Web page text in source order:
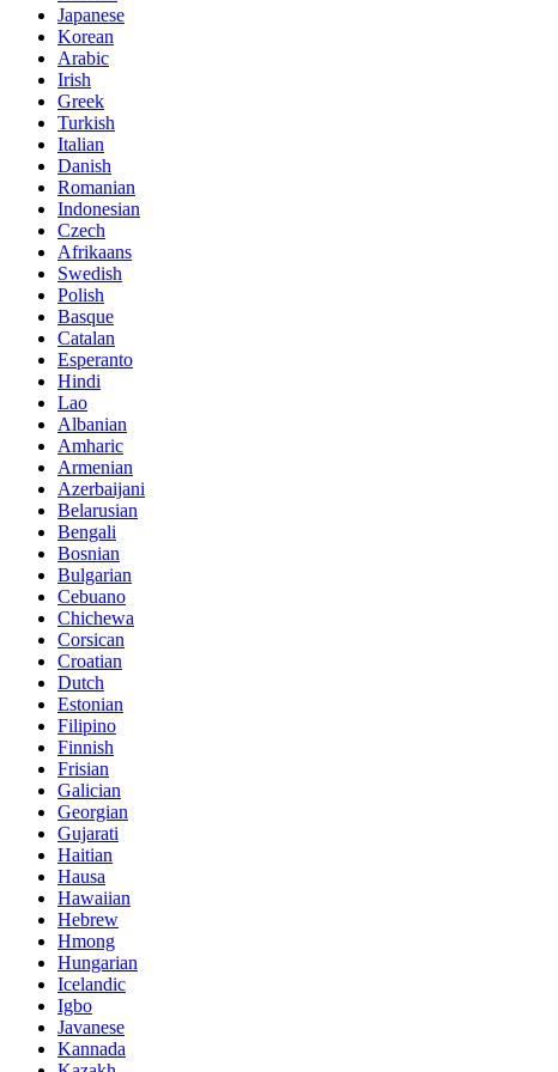
Japanese
Korean
Arabic
Irish
Greek
Turkish
Italian
Danish
Romanian
Indonesian
Czech
Afrikaans
Swedish
Polish
Basque
Catalan
Esperanto
Hindi
Lao
Albanian
Amharic
Armenian
Azerbaijani
Belarusian
Bengali
Bosnian
Bulgarian
Cebuano
Chichewa
Corsican
Croatian
Dutch
Estonian
Filipino
Finnish
Frisian
Galician
Georgian
Gujarati
Haitian
Hausa
Hawaiian
Hebrew
Hmong
Hungarian
Icelandic
Igbo
Javanese
Kannada